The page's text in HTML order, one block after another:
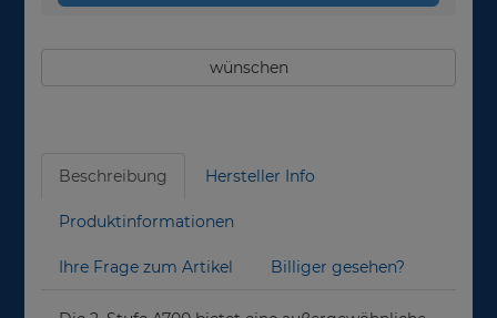
wünschen
Beschreibung Hersteller Info
Produktinformationen
Ihre Frage zum Artikel Billiger gesehen?